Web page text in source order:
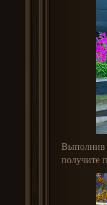
Выполнив
получите